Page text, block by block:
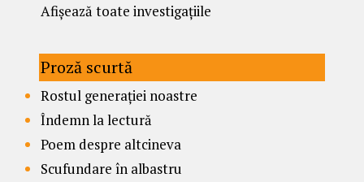
Afișează toate investigațiile
Proză scurtă
Rostul generației noastre
Îndemn la lectură
Poem despre altcineva
Scufundare în albastru